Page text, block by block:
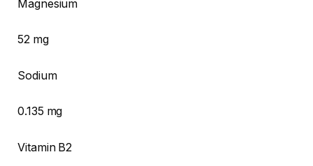
Magnesium
52 mg
Sodium
0.135 mg
Vitamin B2